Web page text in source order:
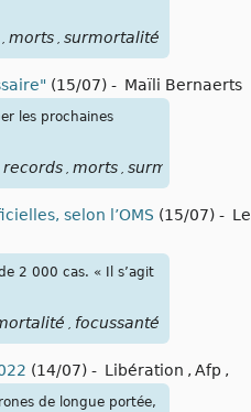
, morts , surmortalité
(15/07) - Maïli Bernaerts
les prochaines
records , morts , surmortalité
selon l’OMS (15/07) - Le
2 000 cas. « Il s’agit
, focussanté
(14/07) - Libération , Afp ,
de longue portée,